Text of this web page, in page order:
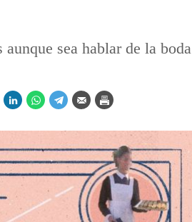
sea hablar de la boda